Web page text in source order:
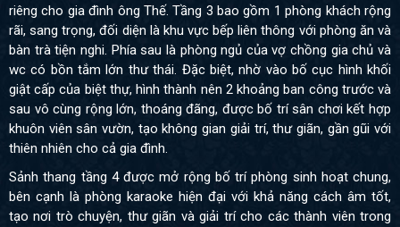
riêng cho gia đình ông Thế. Tầng 3 bao gồm 1 phòng khách rộng
rãi, sang trọng, đối diện là khu vực bếp liên thông với phòng ăn và
bàn trà tiện nghi. Phía sau là phòng ngủ của vợ chồng gia chủ và
wc có bồn tắm lớn thư thái. Đặc biệt, nhờ vào bố cục hình khối
giật cấp của biệt thự, hình thành nên 2 khoảng ban công trước và
sau vô cùng rộng lớn, thoáng đãng, được bố trí sân chơi kết hợp
khuôn viên sân vườn, tạo không gian giải trí, thư giãn, gần gũi với
thiên nhiên cho cả gia đình.
Sảnh thang tầng 4 được mở rộng bố trí phòng sinh hoạt chung,
bên cạnh là phòng karaoke hiện đại với khả năng cách âm tốt,
tạo nơi trò chuyện, thư giãn và giải trí cho các thành viên trong